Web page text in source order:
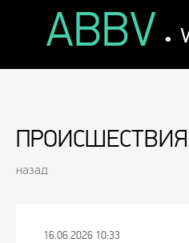
ABBV .
ПРОИСШЕСТВИЯ
назад
16.06.2026 10:33